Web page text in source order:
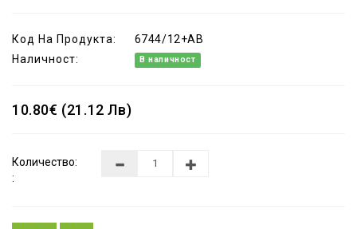
Код На Продукта:
6744/12+AB
Наличност:
В наличност
10.80€ (21.12 Лв)
Количество:
: